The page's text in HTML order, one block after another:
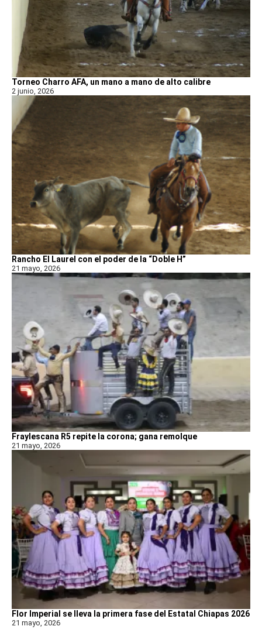
Torneo Charro AFA, un mano a mano de alto calibre
2 junio, 2026
Rancho El Laurel con el poder de la “Doble H”
21 mayo, 2026
Fraylescana R5 repite la corona; gana remolque
21 mayo, 2026
Flor Imperial se lleva la primera fase del Estatal Chiapas 2026
21 mayo, 2026